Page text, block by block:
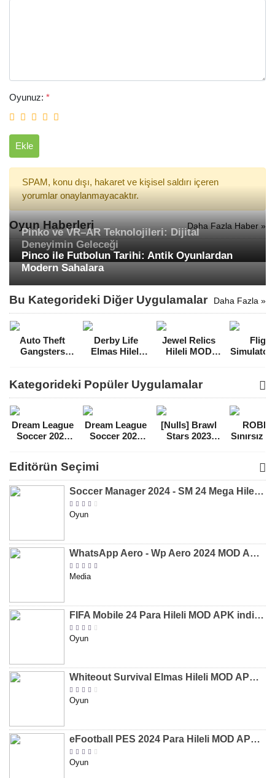
Oyunuz: *
Ekle
SPAM, konu dışı, hakaret ve kişisel saldırı içeren
yorumlar onaylanmayacaktır.
Oyun Haberleri Daha Fazla Haber »
Pinko ve VR–AR Teknolojileri: Dijital
Deneyimin Geleceği
Pinco ile Futbolun Tarihi: Antik Oyunlardan
Modern Sahalara
Bu Kategorideki Diğer Uygulamalar Daha Fazla »
Auto Theft
Gangsters
[v1.19]
Derby Life
Elmas Hileli
Jewel Relics
Hileli MOD
Flight
Simulator
APK
Kategorideki Popüler Uygulamalar
Dream League
Soccer 2021
[v8.31]
Dream League
Soccer 2022
[Nulls] Brawl
Stars 2023
Sınırsız
Editörün Seçimi
Soccer Manager 2024 - SM 24 Mega Hileli MOD APK indir [v3.0.0]
Oyun
WhatsApp Aero - Wp Aero 2024 MOD APK indir [v10.0.2]
Media
FIFA Mobile 24 Para Hileli MOD APK indir [v20.1.02]
Oyun
Whiteout Survival Elmas Hileli MOD APK indir [v1.13.1]
Oyun
eFootball PES 2024 Para Hileli MOD APK indir [v8.2.0]
Oyun